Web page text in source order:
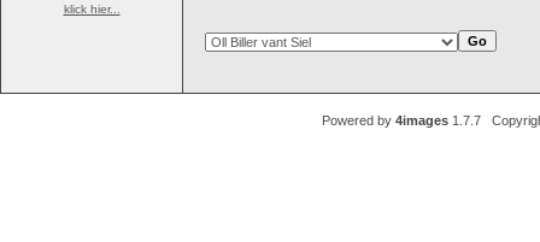
klick hier...
Powered by 4images1.7.7